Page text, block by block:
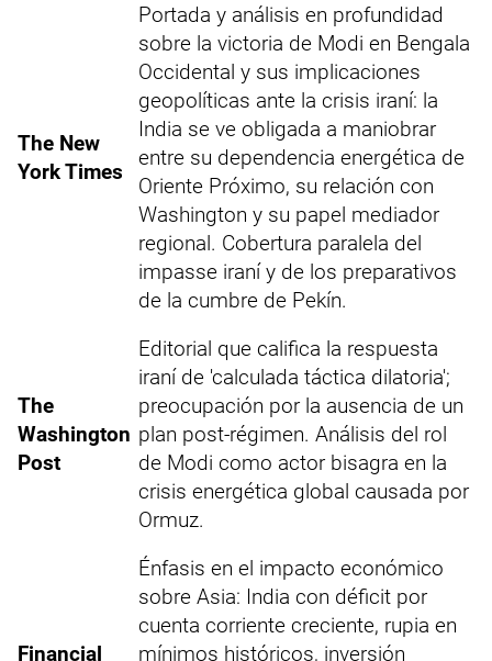
The New
York Times
Portada y análisis en profundidad
sobre la victoria de Modi en Bengala
Occidental y sus implicaciones
geopolíticas ante la crisis iraní: la
India se ve obligada a maniobrar
entre su dependencia energética de
Oriente Próximo, su relación con
Washington y su papel mediador
regional. Cobertura paralela del
impasse iraní y de los preparativos
de la cumbre de Pekín.
The
Washington
Post
Editorial que califica la respuesta
iraní de 'calculada táctica dilatoria';
preocupación por la ausencia de un
plan post-régimen. Análisis del rol
de Modi como actor bisagra en la
crisis energética global causada por
Ormuz.
Financial
Énfasis en el impacto económico
sobre Asia: India con déficit por
cuenta corriente creciente, rupia en
mínimos históricos, inversión